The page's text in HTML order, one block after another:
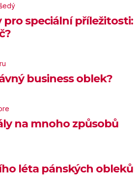
pro speciální příležitosti:
business oblek?
na mnoho způsobů
léta pánských obleků